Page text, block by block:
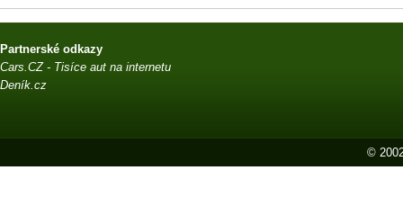
Partnerské odkazy
Cars.CZ - Tisíce aut na internetu
Deník.cz
©